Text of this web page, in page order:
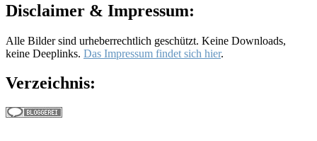
Disclaimer & Impressum:
Alle Bilder sind urheberrechtlich geschützt. Keine Downloads,
keine Deeplinks. Das Impressum findet sich hier.
Verzeichnis: